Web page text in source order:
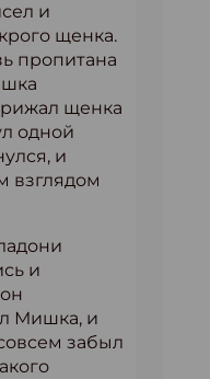
и
щенка.
пропитана
щенка
одной
и
взглядом
и
Мишка, и
забыл